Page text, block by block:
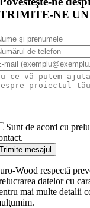
TRIMITE-NE
Sunt de acord cu
mesajul
Wood respectă
datelor cu
mai multe detalii